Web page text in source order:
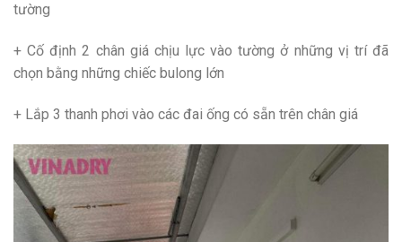
tường
+ Cố định 2 chân giá chịu lực vào tường ở những vị trí đã
chọn bằng những chiếc bulong lớn
+ Lắp 3 thanh phơi vào các đai ống có sẵn trên chân giá